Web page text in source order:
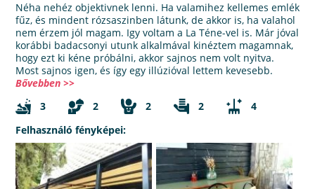
Néha nehéz objektivnek lenni. Ha valamihez kellemes emlék
fűz, és mindent rózsaszinben látunk, de akkor is, ha valahol
nem érzem jól magam. Igy voltam a La Téne-vel is. Már jóval
korábbi badacsonyi utunk alkalmával kinéztem magamnak,
hogy ezt ki kéne próbálni, akkor sajnos nem volt nyitva.
Most sajnos igen, és így egy illúzióval lettem kevesebb.
Bővebben >>
3
2 2 2
4
Felhasználó fényképei: